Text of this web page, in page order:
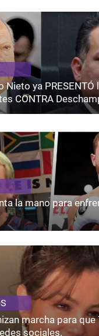
Nieto ya PRESENTÓ
CONTRA
la mano para
marcha para que
sociales.